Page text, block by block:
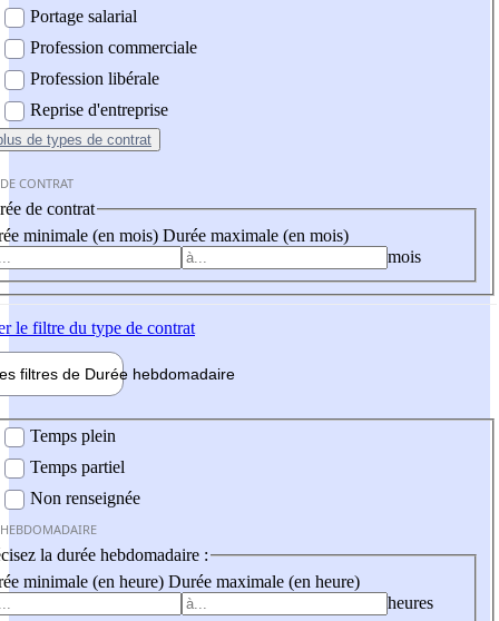
Portage salarial
Profession commerciale
Profession libérale
Reprise d'entreprise
de types de contrat
CONTRAT
de contrat
minimale (en mois) Durée maximale (en mois)
mois
le filtre du type de contrat
filtres de Durée hebdomadaire
Temps plein
Temps partiel
Non renseignée
la durée hebdomadaire :
minimale (en heure) Durée maximale (en heure)
heures